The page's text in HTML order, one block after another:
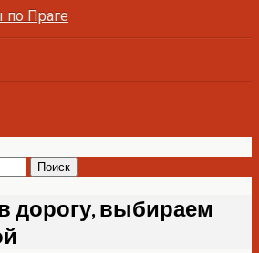
Праге
дорогу, выбираем